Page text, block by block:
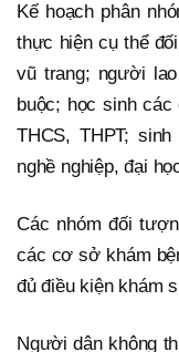
Kế hoạch phân
thực hiện cụ thể
vũ trang; người
buộc; học sinh
THCS, THPT;
nghề nghiệp, đại
Các nhóm đối
các cơ sở khám
đủ điều kiện khám
Người dân không